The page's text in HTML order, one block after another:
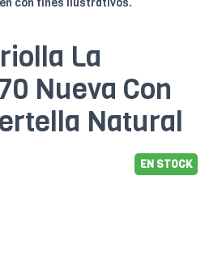
con fines ilustrativos.
La
Nueva Con
Natural
EN STOCK